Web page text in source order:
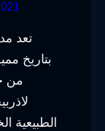
تعد
بتاريخ
من
الطبيعية